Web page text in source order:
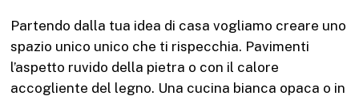
Partendo dalla tua idea di casa vogliamo creare uno
spazio unico unico che ti rispecchia. Pavimenti
l’aspetto ruvido della pietra o con il calore
accogliente del legno. Una cucina bianca opaca o in